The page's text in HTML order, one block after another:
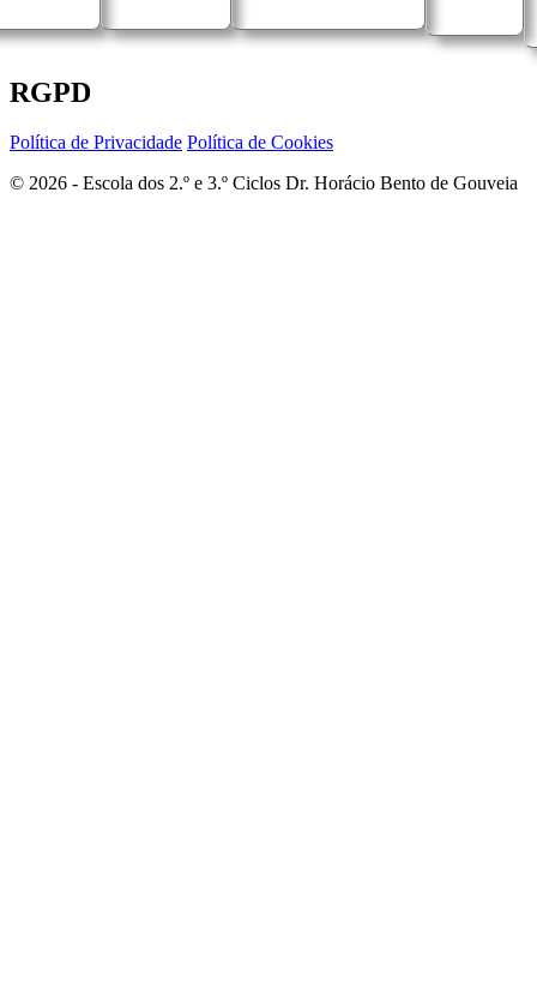
RGPD
Política de Privacidade Política de Cookies
© 2026 - Escola dos 2.º e 3.º Ciclos Dr. Horácio Bento de Gouveia